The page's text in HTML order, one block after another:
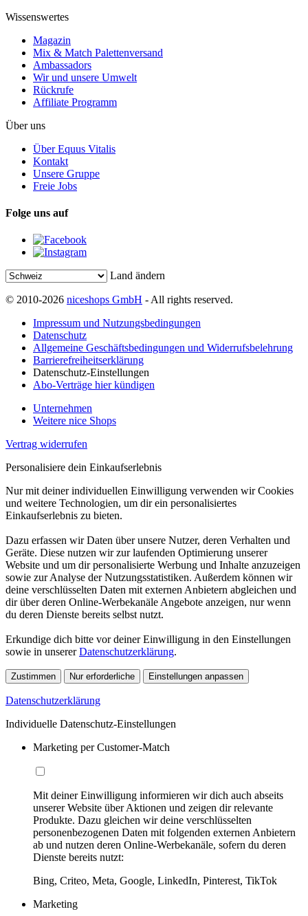
Wissenswertes
Magazin
Mix & Match Palettenversand
Ambassadors
Wir und unsere Umwelt
Rückrufe
Affiliate Programm
Über uns
Über Equus Vitalis
Kontakt
Unsere Gruppe
Freie Jobs
Folge uns auf
Land ändern
© 2010-2026 niceshops GmbH - All rights reserved.
Impressum und Nutzungsbedingungen
Datenschutz
Allgemeine Geschäftsbedingungen und Widerrufsbelehrung
Barrierefreiheitserklärung
Datenschutz-Einstellungen
Abo-Verträge hier kündigen
Unternehmen
Weitere nice Shops
Vertrag widerrufen
Personalisiere dein Einkaufserlebnis
Nur mit deiner individuellen Einwilligung verwenden wir Cookies
und weitere Technologien, um dir ein personalisiertes
Einkaufserlebnis zu bieten.
Dazu erfassen wir Daten über unsere Nutzer, deren Verhalten und
Geräte. Diese nutzen wir zur laufenden Optimierung unserer
Website und um dir personalisierte Werbung und Inhalte anzuzeigen
sowie zur Analyse der Nutzungsstatistiken. Außerdem können wir
deine verschlüsselten Daten mit externen Anbietern abgleichen und
dir über deren Online-Werbekanäle Angebote anzeigen, nur wenn
du deren Dienste bereits selbst nutzt.
Erkundige dich bitte vor deiner Einwilligung in den Einstellungen
sowie in unsererDatenschutzerklärung.
Zustimmen Nur erforderliche Einstellungen anpassen
Datenschutzerklärung
Individuelle Datenschutz-Einstellungen
Marketing per Customer-Match
Mit deiner Einwilligung informieren wir dich auch abseits
unserer Website über Aktionen und zeigen dir relevante
Produkte. Dazu gleichen wir deine verschlüsselten
personenbezogenen Daten mit folgenden externen Anbietern
ab und nutzen deren Online-Werbekanäle, sofern du deren
Dienste bereits nutzt:
Bing, Criteo, Meta, Google, LinkedIn, Pinterest, TikTok
Marketing